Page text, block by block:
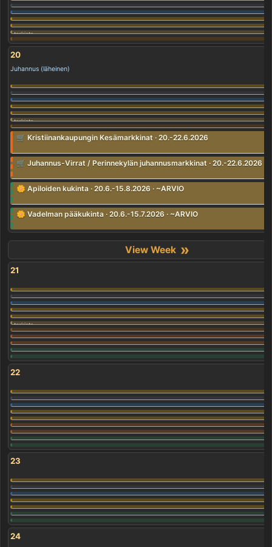
20
Juhannus (läheinen)
🛒 Kristiinankaupungin Kesämarkkinat · 20.-22.6.2026
🛒 Juhannus-Virrat / Perinnekylän juhannusmarkkinat · 20.-22.6.2026 ·
🌼 Apiloiden kukinta · 20.6.-15.8.2026 · ~ARVIO
🌼 Vadelman pääkukinta · 20.6.-15.7.2026 · ~ARVIO
»
21
22
23
24